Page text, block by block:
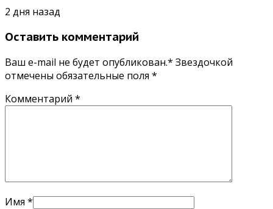
2 дня назад
Оставить комментарий
Ваш e-mail не будет опубликован.* Звездочкой
отмечены обязательные поля *
Комментарий *
Имя *